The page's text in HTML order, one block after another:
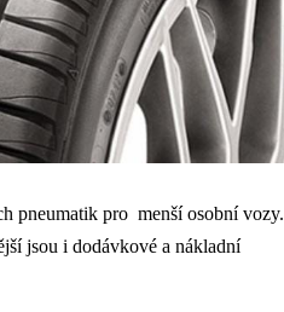
pneumatik pro menší osobní vozy.
jsou i dodávkové a nákladní